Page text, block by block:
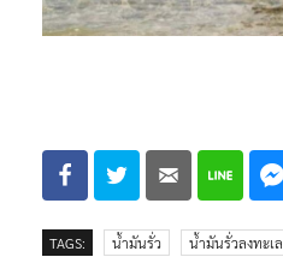
TAGS: น้ำมันรั่ว น้ำมันรั่วลงทะเล